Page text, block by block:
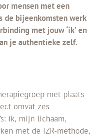
mensen met een
de bijeenkomsten werk
met jouw ‘ik’ en
je authentieke zelf.
met plaats
omvat zes
ik, mijn lichaam,
met de IZR-methode,